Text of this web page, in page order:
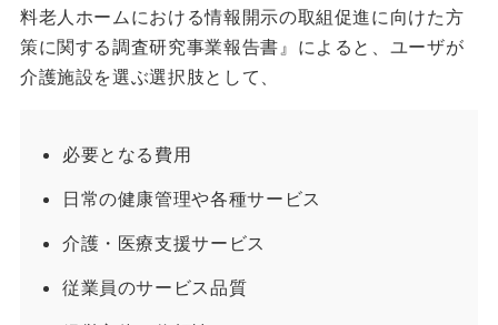
料老人ホームにおける情報開示の取組促進に向けた方
策に関する調査研究事業報告書』によると、ユーザが
介護施設を選ぶ選択肢として、
必要となる費用
日常の健康管理や各種サービス
介護・医療支援サービス
従業員のサービス品質